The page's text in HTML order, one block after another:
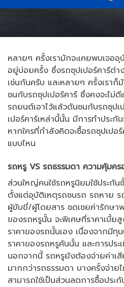
หลายๆ ครั้งเรามักจะเคยพบเจอ
อยู่บ่อยครั้ง ซึ่งรถซุปเปอร์คาร์ต่
เช่นกันครับ และหลายๆ ครั้งเราก็
ชนกับรถซุปเปอร์คาร์ ซึ่งคงจะไม่
รถยนต์เอาไว้แล้วดันชนกับรถซุปเ
เปอร์คาร์เหล่านี้นั้น มีการทำประ
หากใครที่กำลังคิดจะซื้อรถซุปเปอ
แบบไหน
รถหรู VS รถธรรมดา ความคุ้มค
ส่วนใหญ่คนใช้รถหรูนิยมใช้ประกั
ตั้งแต่อุบัติเหตุรถชนรถ รถหาย
ผู้ขับขี่/ผู้โดยสาร ชดเชยค่ารักษา
ของรถหรูนั้น จะพิเศษที่ราคาเบี้
ราคาของรถนั้นเอง เนื่องจากมีทุ
ราคาของรถหรูคันนั้น และการปร
นอกจากนี้ รถหรูยังต้องจ่ายค่าเ
มากกว่ารถธรรมดา บางครั้งจ่า
สามารถใช้เป็นส่วนลดการซื้อประ